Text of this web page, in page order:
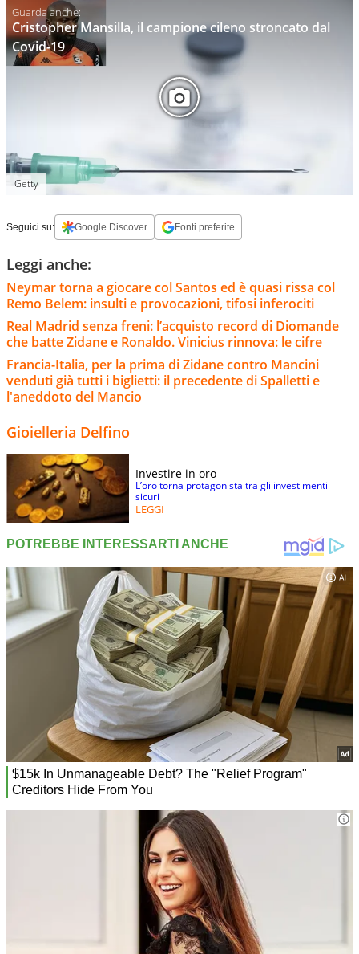
Cristopher Mansilla, il campione cileno stroncato dal
Covid-19
Getty
Seguici su: Google Discover Fonti preferite
Leggi anche:
Neymar torna a giocare col Santos ed è quasi rissa col
Remo Belem: insulti e provocazioni, tifosi inferociti
Real Madrid senza freni: l’acquisto record di Diomande
che batte Zidane e Ronaldo. Vinicius rinnova: le cifre
Francia-Italia, per la prima di Zidane contro Mancini
venduti già tutti i biglietti: il precedente di Spalletti e
l'aneddoto del Mancio
Gioielleria Delfino
Investire in oro
L’oro torna protagonista tra gli investimenti
sicuri
LEGGI